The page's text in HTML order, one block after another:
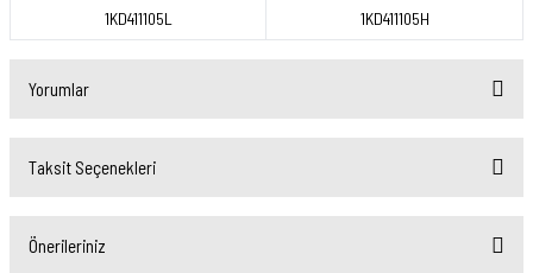
1KD411105L 1KD411105H
Yorumlar
Taksit Seçenekleri
Önerileriniz